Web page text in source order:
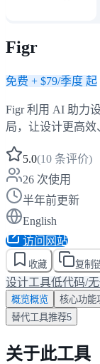
Figr
免费 + $79/季度 起
Figr 利用 AI 助力
局，让设计更高效
5.0(10 条评价)
26 次使用
半年前更新
English
访问网站
收藏 复制
设计工具低代码/
概览概览 核心功能
替代工具推荐5
关于此工具